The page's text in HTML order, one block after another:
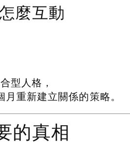
麼互動
型人格，
重新建立關係的策略。
的真相